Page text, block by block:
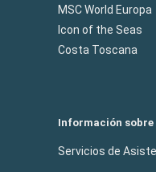
MSC World Europa
Icon of the Seas
Costa Toscana
Información
Servicios de